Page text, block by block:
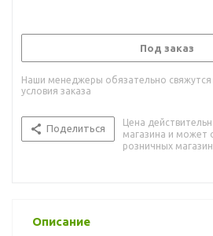
Под заказ
Наши менеджеры обязательно свяжутся
условия заказа
Поделиться
Цена
магазина и может
розничных
Описание